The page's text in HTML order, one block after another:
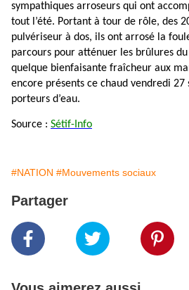
sympathiques arroseurs qui ont
tout l’été. Portant à tour de rôle, des
pulvériseur à dos, ils ont arrosé la
parcours pour atténuer les brûlures
quelque bienfaisante fraîcheur aux
encore présents ce chaud vendredi
porteurs d’eau.
Source : Sétif-Info
#NATION #Mouvements sociaux
Partager